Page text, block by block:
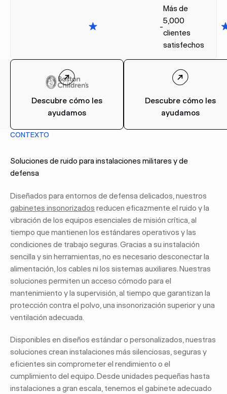
-
Más de
5,000
clientes
satisfechos
Descubre cómo les
ayudamos
Descubre cómo les
ayudamos
CONTEXTO
Soluciones de ruido para instalaciones militares y de
defensa
Diseñados para entornos de defensa delicados, nuestros
gabinetes insonorizados reducen eficazmente el ruido y la
vibración de los equipos esenciales de misión crítica, al
tiempo que mantienen los estándares operativos y las
condiciones de trabajo seguras. Gracias a su instalación
sencilla y sin herramientas, no es necesario desconectar la
alimentación, los cables ni los sistemas auxiliares. Nuestras
soluciones permiten un acceso cómodo para el
mantenimiento y la supervisión, al tiempo que garantizan la
protección contra el polvo, una insonorización superior y una
ventilación adecuada.
Disponibles en diseños estándar o personalizados, nuestras
soluciones crean instalaciones más silenciosas, seguras y
eficientes sin comprometer el rendimiento o el
cumplimiento del equipo. Desde unidades pequeñas hasta
instalaciones a gran escala, tenemos el gabinete adecuado